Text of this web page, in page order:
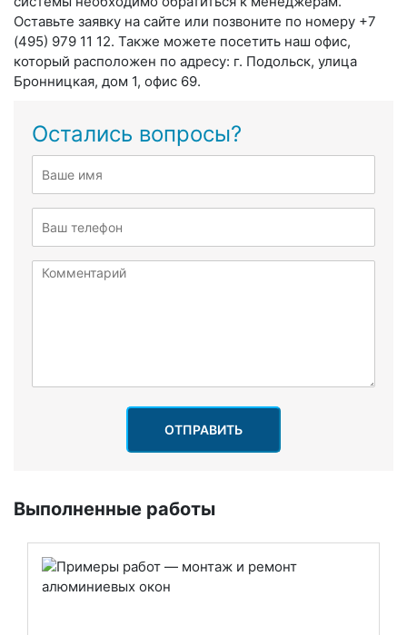
Оставьте заявку на сайте или позвоните по номеру +7
(495) 979 11 12. Также можете посетить наш офис,
который расположен по адресу: г. Подольск, улица
Бронницкая, дом 1, офис 69.
Остались вопросы?
ОТПРАВИТЬ
Выполненные работы